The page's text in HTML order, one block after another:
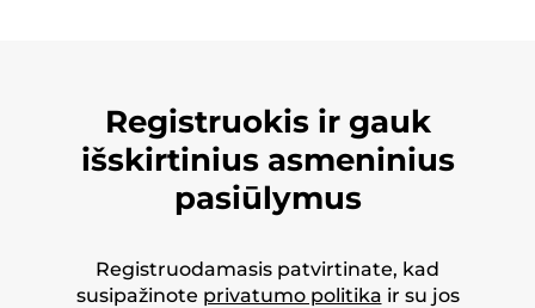
Registruokis ir gauk
išskirtinius asmeninius
pasiūlymus
Registruodamasis patvirtinate, kad
susipažinote privatumo politika ir su jos